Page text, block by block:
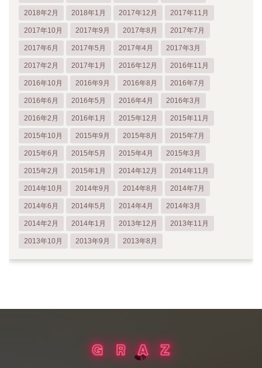
2018年2月 2018年1月 2017年12月 2017年11月
2017年10月 2017年9月 2017年8月 2017年7月
2017年6月 2017年5月 2017年4月 2017年3月
2017年2月 2017年1月 2016年12月 2016年11月
2016年10月 2016年9月 2016年8月 2016年7月
2016年6月 2016年5月 2016年4月 2016年3月
2016年2月 2016年1月 2015年12月 2015年11月
2015年10月 2015年9月 2015年8月 2015年7月
2015年6月 2015年5月 2015年4月 2015年3月
2015年2月 2015年1月 2014年12月 2014年11月
2014年10月 2014年9月 2014年8月 2014年7月
2014年6月 2014年5月 2014年4月 2014年3月
2014年2月 2014年1月 2013年12月 2013年11月
2013年10月 2013年9月 2013年8月